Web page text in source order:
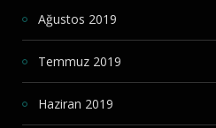
Ağustos 2019
Temmuz 2019
Haziran 2019